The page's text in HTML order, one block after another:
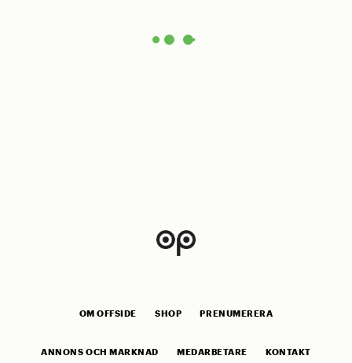
OM OFFSIDE SHOP PRENUMERERA
ANNONS OCH MARKNAD MEDARBETARE KONTAKT